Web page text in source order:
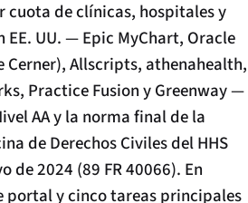
cuota de clínicas, hospitales y
UU. — Epic MyChart, Oracle
Allscripts, athenahealth,
Practice Fusion y Greenway —
AA y la norma final de la
de Derechos Civiles del HHS
de 2024 (89 FR 40066). En
portal y cinco tareas principales